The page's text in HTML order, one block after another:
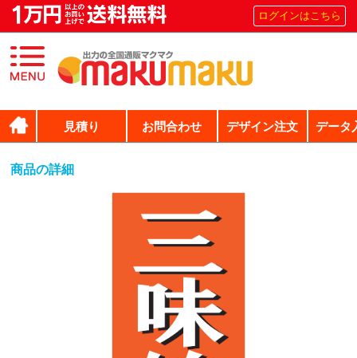
ログインはこちら
見積り お問合わせ デザイン注文 データ
商品の詳細